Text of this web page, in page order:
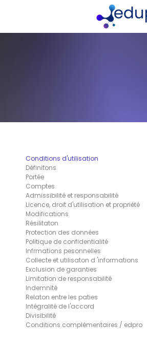
Conditions d'utilisation
Définitons
Portée
Comptes
Admissibilité et responsabilité
Licence, droit d'utilisation et propriété
Modifications
Résilitaton
Protection des données
Politique de confidentialité
Infrmations pesonnelles
Collecte et utilisaton d 'informations
Exclusion de garanties
Limitation de responsabilité
Indemnité
Relaton entre les paties
Intégralité de l'accord
Divisibilité
Conditions complémentaires / edpro